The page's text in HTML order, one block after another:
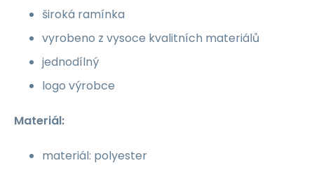
široká ramínka
vyrobeno z vysoce kvalitních materiálů
jednodílný
logo výrobce
Materiál:
materiál: polyester